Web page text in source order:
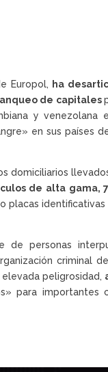
Europol, ha
de capitales
y venezolana
en sus países
domiciliarios
de alta gama,
placas identificativas
de personas
criminal
peligrosidad,
para importantes